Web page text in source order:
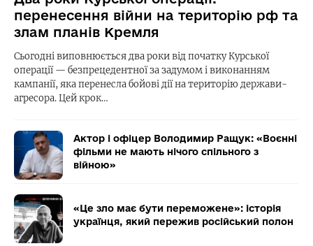
перенесення війни на територію рф та
злам планів Кремля
Сьогодні виповнюється два роки від початку Курської
операції — безпрецедентної за задумом і виконанням
кампанії, яка перенесла бойові дії на територію держави-
агресора. Цей крок…
Актор і офіцер Володимир Ращук: «Воєнні
фільми не мають нічого спільного з
війною»
«Це зло має бути переможене»: історія
українця, який пережив російський полон